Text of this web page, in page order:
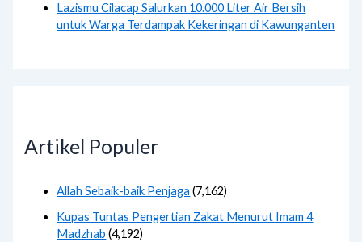
Lazismu Cilacap Salurkan 10.000 Liter Air Bersih
untuk Warga Terdampak Kekeringan di Kawunganten
Artikel Populer
Allah Sebaik-baik Penjaga (7,162)
Kupas Tuntas Pengertian Zakat Menurut Imam 4
Madzhab (4,192)